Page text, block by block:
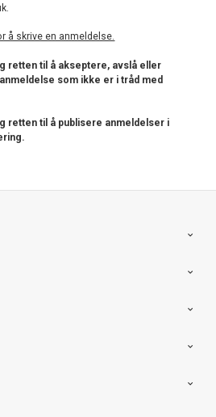
å skrive en anmeldelse.
retten til å akseptere, avslå eller
som ikke er i tråd med
retten til å publisere anmeldelser i